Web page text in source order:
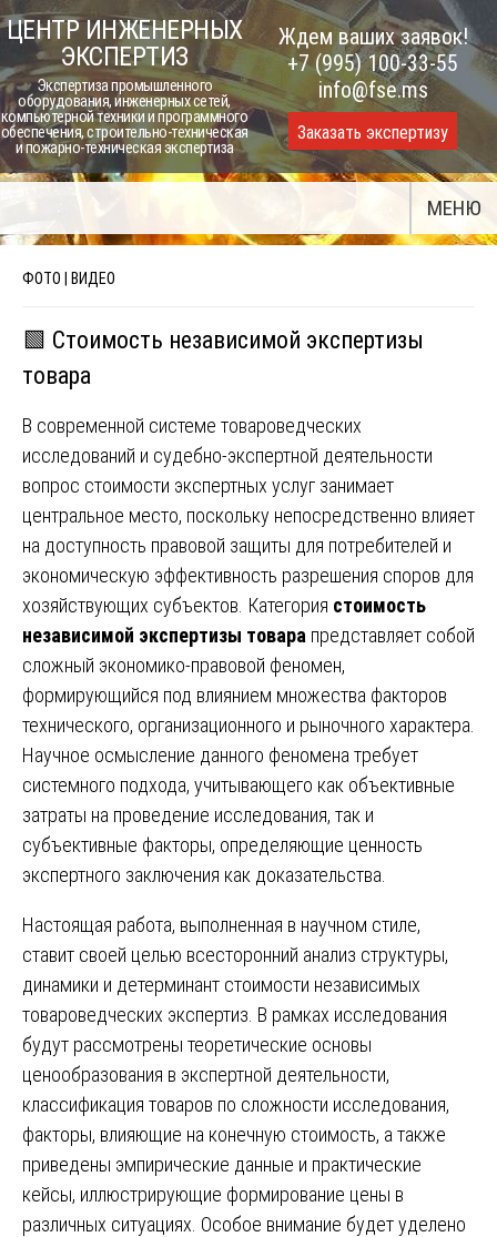
Skip
to
content
ЦЕНТР ИНЖЕНЕРНЫХ
ЭКСПЕРТИЗ
Экспертиза промышленного
оборудования, инженерных сетей,
компьютерной техники и программного
обеспечения, строительно-техническая
и пожарно-техническая экспертиза
Ждем ваших заявок!
+7 (995) 100-33-55
info@fse.ms
Заказать экспертизу
МЕНЮ
ФОТО | ВИДЕО
🟩 Стоимость независимой экспертизы
товара
В современной системе товароведческих
исследований и судебно-экспертной деятельности
вопрос стоимости экспертных услуг занимает
центральное место, поскольку непосредственно влияет
на доступность правовой защиты для потребителей и
экономическую эффективность разрешения споров для
хозяйствующих субъектов. Категория стоимость
независимой экспертизы товара представляет собой
сложный экономико-правовой феномен,
формирующийся под влиянием множества факторов
технического, организационного и рыночного характера.
Научное осмысление данного феномена требует
системного подхода, учитывающего как объективные
затраты на проведение исследования, так и
субъективные факторы, определяющие ценность
экспертного заключения как доказательства.
Настоящая работа, выполненная в научном стиле,
ставит своей целью всесторонний анализ структуры,
динамики и детерминант стоимости независимых
товароведческих экспертиз. В рамках исследования
будут рассмотрены теоретические основы
ценообразования в экспертной деятельности,
классификация товаров по сложности исследования,
факторы, влияющие на конечную стоимость, а также
приведены эмпирические данные и практические
кейсы, иллюстрирующие формирование цены в
различных ситуациях. Особое внимание будет уделено